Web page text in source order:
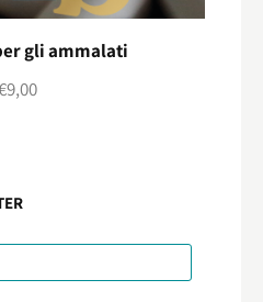
gli ammalati
9,00